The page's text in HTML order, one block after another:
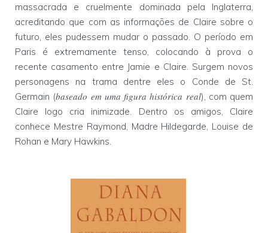
massacrada e cruelmente dominada pela Inglaterra,
acreditando que com as informações de Claire sobre o
futuro, eles pudessem mudar o passado. O período em
Paris é extremamente tenso, colocando à prova o
recente casamento entre Jamie e Claire. Surgem novos
personagens na trama dentre eles o Conde de St.
Germain (baseado em uma figura histórica real), com quem
Claire logo cria inimizade. Dentro os amigos, Claire
conhece Mestre Raymond, Madre Hildegarde, Louise de
Rohan e Mary Hawkins.